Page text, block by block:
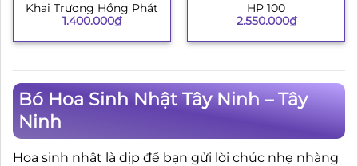
Khai Trương Hồng Phát
1.400.000₫
HP 100
2.550.000₫
Bó Hoa Sinh Nhật Tây Ninh – Tây
Ninh
Hoa sinh nhật là dịp để bạn gửi lời chúc nhẹ nhàng